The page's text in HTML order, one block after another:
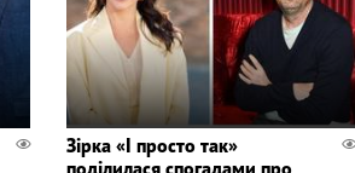
Зірка «І просто так»